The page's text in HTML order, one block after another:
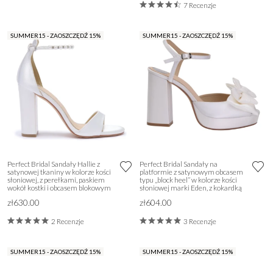
7 Recenzje
SUMMER15 - ZAOSZCZĘDŹ 15%
Perfect Bridal Sandały Hallie z
satynowej tkaniny w kolorze kości
słoniowej, z perełkami, paskiem
wokół kostki i obcasem blokowym
zł630.00
2 Recenzje
SUMMER15 - ZAOSZCZĘDŹ 15%
Perfect Bridal Sandały na
platformie z satynowym obcasem
typu „block heel” w kolorze kości
słoniowej marki Eden, z kokardką
zł604.00
3 Recenzje
SUMMER15 - ZAOSZCZĘDŹ 15% SUMMER15 - ZAOSZCZĘDŹ 15%